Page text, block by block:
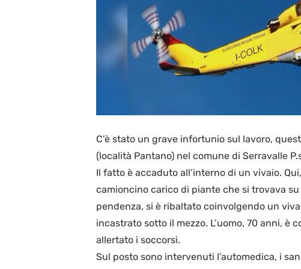
C’è stato un grave infortunio sul lavoro,
(località Pantano) nel comune di Serravalle
Il fatto è accaduto all’interno di un vivaio.
camioncino carico di piante che si trovava
pendenza, si è ribaltato coinvolgendo un
incastrato sotto il mezzo. L’uomo, 70 anni, è
allertato i soccorsi.
Sul posto sono intervenuti l’automedica, i